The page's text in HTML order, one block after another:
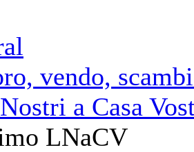
vendo,
a Casa
LNaCV